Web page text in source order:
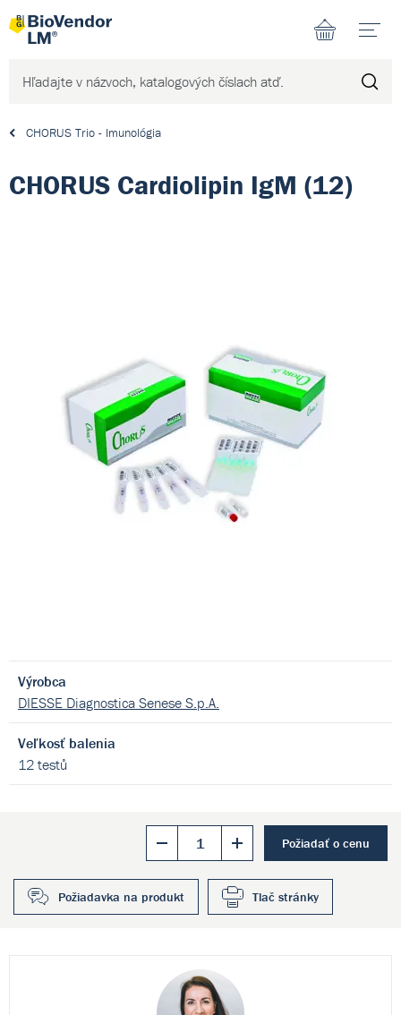
CHORUS Trio - Imunológia
CHORUS Cardiolipin IgM (12)
Výrobca
DIESSE Diagnostica Senese S.p.A.
Veľkosť balenia
12 testů
Požiadať o cenu
Požiadavka na produkt Tlač stránky